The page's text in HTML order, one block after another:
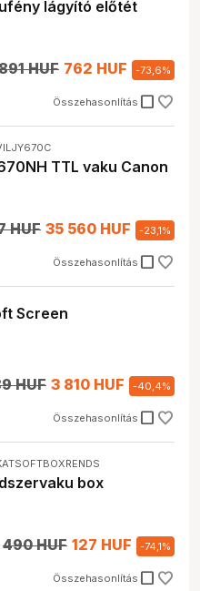
lágyító előtét
Összehasonlítás check_box_outline_blank
HUF 762 HUF -73,6%
TTL vaku Canon
Összehasonlítás check_box_outline_blank
HUF 35 560 HUF -23,1%
Screen
Összehasonlítás check_box_outline_blank
HUF 3 810 HUF -40,4%
box
Összehasonlítás check_box_outline_blank
490 HUF 127 HUF -74,1%